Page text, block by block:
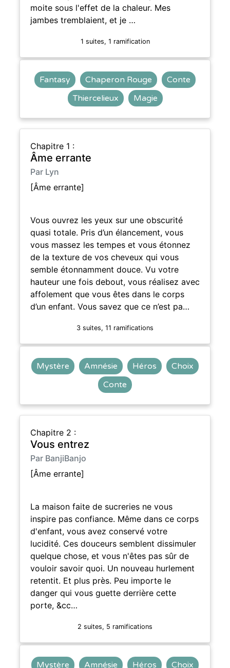
moite sous l'effet de la chaleur. Mes
jambes tremblaient, et je …
1 suites, 1 ramification
Fantasy Chaperon Rouge
Conte
Thiercelieux
Magie
Chapitre 1 :
Âme errante
Par Lyn
[Âme errante]
Vous ouvrez les yeux sur une obscurité
quasi totale. Pris d’un élancement, vous
vous massez les tempes et vous étonnez
de la texture de vos cheveux qui vous
semble étonnamment douce. Vu votre
hauteur une fois debout, vous réalisez avec
affolement que vous êtes dans le corps
d’un enfant. Vous savez que ce n’est pa…
3 suites, 11 ramifications
Mystère Amnésie Héros
Choix
Conte
Chapitre 2 :
Vous entrez
Par BanjiBanjo
[Âme errante]
La maison faite de sucreries ne vous
inspire pas confiance. Même dans ce corps
d'enfant, vous avez conservé votre
lucidité. Ces douceurs semblent dissimuler
quelque chose, et vous n'êtes pas sûr de
vouloir savoir quoi. Un nouveau hurlement
retentit. Et plus près. Peu importe le
danger qui vous guette derrière cette
porte, &cc…
2 suites, 5 ramifications
Mystère Amnésie Héros Choix